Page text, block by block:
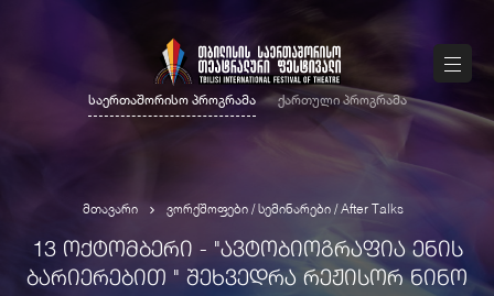
საერთაშორისო პროგრამა ქართული პროგრამა
მთავარი ვორქშოფები / სემინარები / After Talks
13 ᲝᲥᲢᲝᲛᲑᲔᲠᲘ - "ᲐᲕᲢᲝᲑᲘᲝᲒᲠᲐᲤᲘᲐ ᲔᲜᲘᲡ
ᲑᲐᲠᲘᲔᲠᲔᲑᲘᲗ " ᲨᲔᲮᲕᲔᲓᲠᲐ ᲠᲔᲟᲘᲡᲝᲠ ᲜᲘᲜᲝ